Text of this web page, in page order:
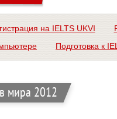
на IELTS UKVI
Подготовка к
мира 2012